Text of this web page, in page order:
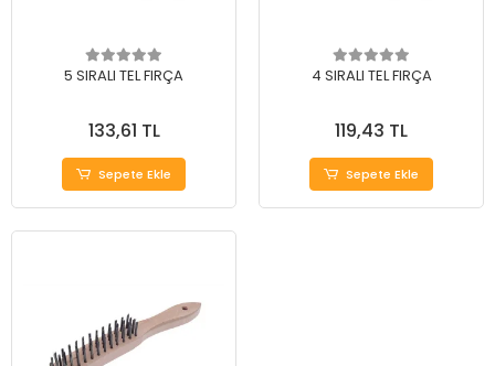
5 SIRALI TEL FIRÇA
133,61 TL
Sepete Ekle
4 SIRALI TEL FIRÇA
119,43 TL
Sepete Ekle